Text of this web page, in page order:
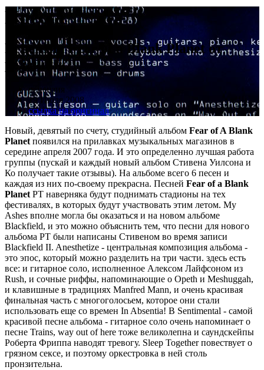
Пресса
Рецензия Fear of a Blank Planet от
редакции
рецензия
19 Июля 2008
ссылка на оригинал
Новый, девятый по счету, студийный альбом Fear of A Blank
Planet появился на прилавках музыкальных магазинов в
середине апреля 2007 года. И это определенно лучшая работа
группы (пускай и каждый новый альбом Стивена Уилсона и
Ко получает такие отзывы). На альбоме всего 6 песен и
каждая из них по-своему прекрасна. Песней Fear of a Blank
Planet PT наверняка будут поднимать стадионы на тех
фестивалях, в которых будут участвовать этим летом. My
Ashes вполне могла бы оказаться и на новом альбоме
Blackfield, и это можно объяснить тем, что песни для нового
альбома PT были написаны Стивеном во время записи
Blackfield II. Anesthetize - центральная композиция альбома -
это эпос, который можно разделить на три части. здесь есть
все: и гитарное соло, исполненное Алексом Лайфсоном из
Rush, и сочные риффы, напоминающие о Opeth и Meshuggah,
и клавишные в традициях Manfred Mann, и очень красивая
финальная часть с многоголосьем, которое они стали
использовать еще со времен In Absentia! В Sentimental - самой
красивой песне альбома - гитарное соло очень напоминает о
песне Trains, way out of here тоже великолепна и саундскейпы
Роберта Фриппа наводят тревогу. Sleep Together повествует о
грязном сексе, и поэтому оркестровка в ней столь
пронзительна.